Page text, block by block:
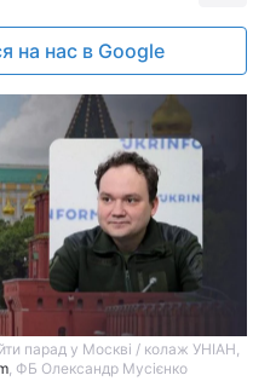
на нас в Google
парад у Москві / колаж УНІАН,
, ФБ Олександр Мусієнко